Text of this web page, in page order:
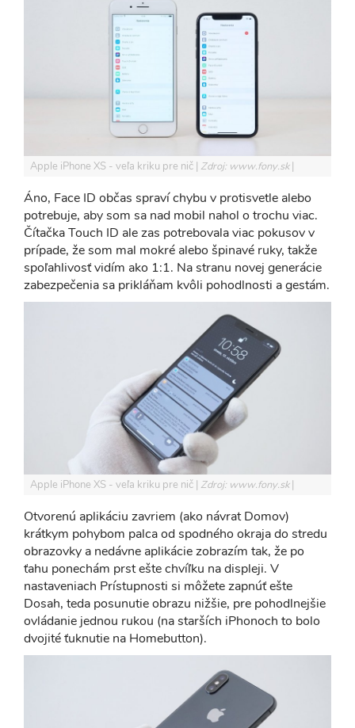
Apple iPhone XS - veľa kriku pre nič Zdroj: www.fony.sk
Áno, Face ID občas spraví chybu v protisvetle alebo
potrebuje, aby som sa nad mobil nahol o trochu viac.
Čítačka Touch ID ale zas potrebovala viac pokusov v
prípade, že som mal mokré alebo špinavé ruky, takže
spoľahlivosť vidím ako 1:1. Na stranu novej generácie
zabezpečenia sa prikláňam kvôli pohodlnosti a gestám.
Apple iPhone XS - veľa kriku pre nič Zdroj: www.fony.sk
Otvorenú aplikáciu zavriem (ako návrat Domov)
krátkym pohybom palca od spodného okraja do stredu
obrazovky a nedávne aplikácie zobrazím tak, že po
ťahu ponechám prst ešte chvíľku na displeji. V
nastaveniach Prístupnosti si môžete zapnúť ešte
Dosah, teda posunutie obrazu nižšie, pre pohodlnejšie
ovládanie jednou rukou (na starších iPhonoch to bolo
dvojité ťuknutie na Homebutton).